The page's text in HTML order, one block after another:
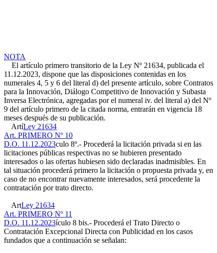
NOTA
El artículo primero transitorio de la Ley Nº 21634, publicada el
11.12.2023, dispone que las disposiciones contenidas en los
numerales 4, 5 y 6 del literal d) del presente artículo, sobre Contratos
para la Innovación, Diálogo Competitivo de Innovación y Subasta
Inversa Electrónica, agregadas por el numeral iv. del literal a) del Nº
9 del artículo primero de la citada norma, entrarán en vigencia 18
meses después de su publicación.
ArtíLey 21634
Art. PRIMERO Nº 10
D.O. 11.12.2023culo 8º.- Procederá la licitación privada si en las
licitaciones públicas respectivas no se hubieren presentado
interesados o las ofertas hubiesen sido declaradas inadmisibles. En
tal situación procederá primero la licitación o propuesta privada y, en
caso de no encontrar nuevamente interesados, será procedente la
contratación por trato directo.
ArtLey 21634
Art. PRIMERO Nº 11
D.O. 11.12.2023ículo 8 bis.- Procederá el Trato Directo o
Contratación Excepcional Directa con Publicidad en los casos
fundados que a continuación se señalan: